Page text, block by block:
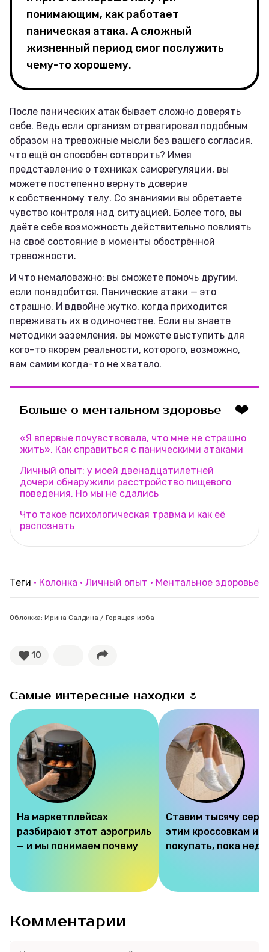
понимающим, как работает
паническая атака. А сложный
жизненный период смог послужить
чему-то хорошему.
После панических атак бывает сложно доверять
себе. Ведь если организм отреагировал подобным
образом на тревожные мысли без вашего согласия,
что ещё он способен сотворить? Имея
представление о техниках саморегуляции, вы
можете постепенно вернуть доверие
к собственному телу. Со знаниями вы обретаете
чувство контроля над ситуацией. Более того, вы
даёте себе возможность действительно повлиять
на своё состояние в моменты обострённой
тревожности.
И что немаловажно: вы сможете помочь другим,
если понадобится. Панические атаки — это
страшно. И вдвойне жутко, когда приходится
переживать их в одиночестве. Если вы знаете
методики заземления, вы можете выступить для
кого-то якорем реальности, которого, возможно,
вам самим когда-то не хватало.
Больше о ментальном здоровье ❤️
«Я впервые почувствовала, что мне не страшно
жить». Как справиться с паническими атаками
Личный опыт: у моей двенадцатилетней
дочери обнаружили расстройство пищевого
поведения. Но мы не сдались
Что такое психологическая травма и как её
распознать
Теги Колонка Личный опыт Ментальное здоровье
Обложка: Ирина Салдина / Горящая изба
10
Самые интересные находки 🌷
На маркетплейсах
разбирают этот аэрогриль
— и мы понимаем почему
Ставим тысячу
этим кроссовкам и
покупать, пока
Комментарии